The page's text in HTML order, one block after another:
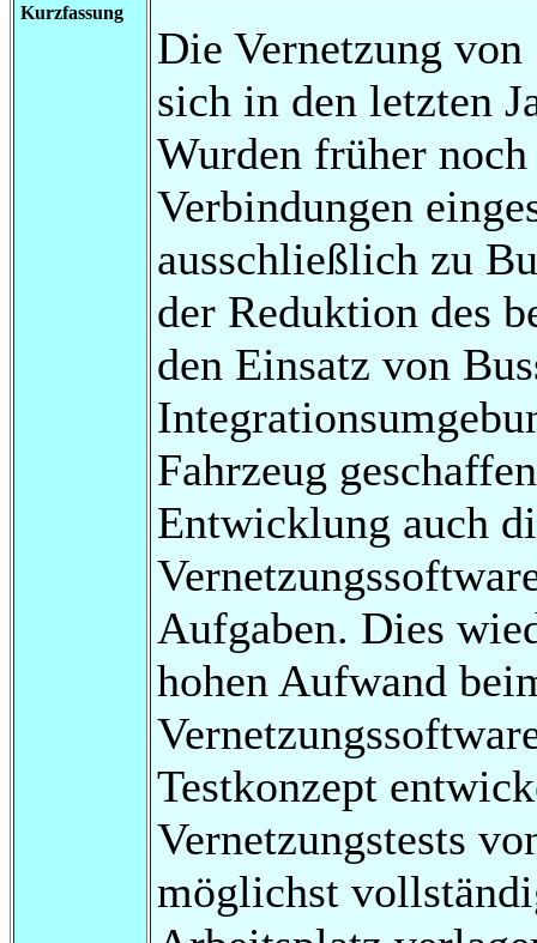
Kurzfassung
Die Vernetzung von
sich in den letzten
Wurden früher
Verbindungen
ausschließlich zu
der Reduktion des
den Einsatz von
Fahrzeug
Entwicklung auch
Aufgaben. Dies
hohen Aufwand
Testkonzept
Vernetzungstests
möglichst